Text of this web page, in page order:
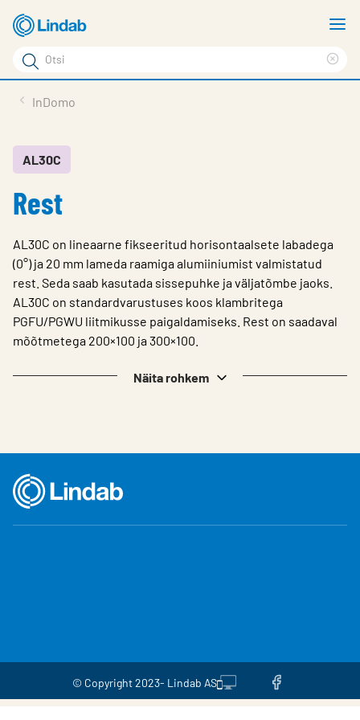
Mine
põhisisu
juurde
Otsi
Otsi
Meist
Kontaktid
Choose languge
Estonia
InDomo
AL30C
Rest
AL30C on lineaarne fikseeritud horisontaalsete labadega
(0°) ja 20 mm lameda raamiga alumiiniumist valmistatud
rest. Seda saab kasutada sissepuhke ja väljatõmbe jaoks.
AL30C on standardvarustuses koos klambritega
PGFU/PGWU liitmikusse paigaldamiseks. Rest on saadaval
mõõtmetega 200×100 ja 300×100.
Näita rohkem
© Copyright 2023- Lindab AS